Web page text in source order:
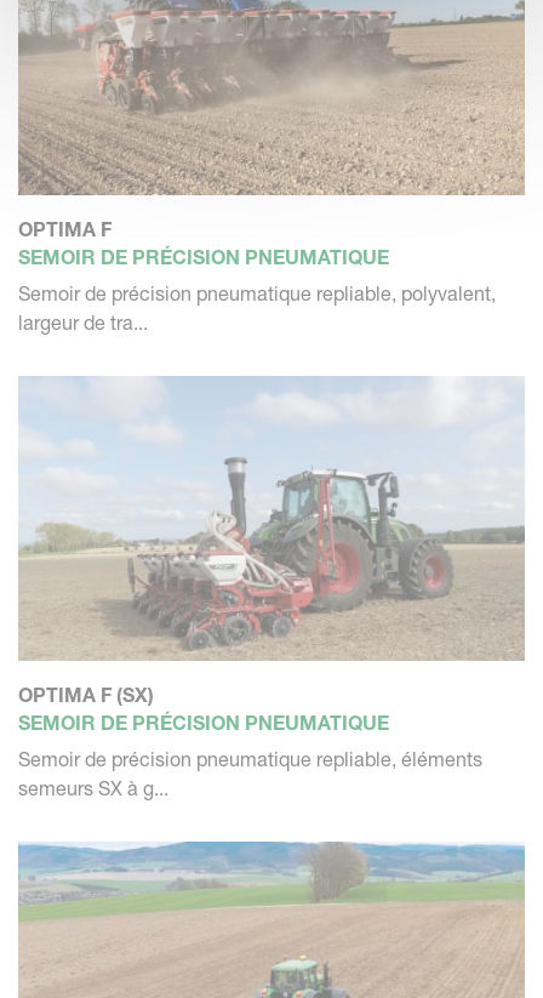
OPTIMA F
SEMOIR DE PRÉCISION PNEUMATIQUE
Semoir de précision pneumatique repliable, polyvalent,
largeur de tra...
OPTIMA F (SX)
SEMOIR DE PRÉCISION PNEUMATIQUE
Semoir de précision pneumatique repliable, éléments
semeurs SX à g...